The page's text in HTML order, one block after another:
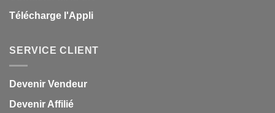
Télécharge l'Appli
SERVICE CLIENT
Devenir Vendeur
Devenir Affilié